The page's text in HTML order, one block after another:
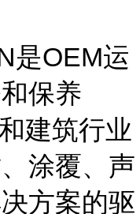
是OEM运
保养
建筑行业
涂覆、声
方案的驱